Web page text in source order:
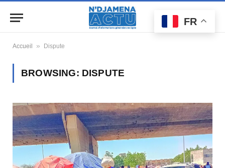
Accueil » Dispute
BROWSING: DISPUTE
FR